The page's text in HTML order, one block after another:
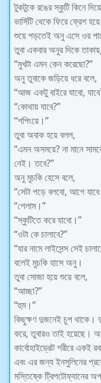
টুকটুকে রঙের স্কুটি কিনে
ভার্সিটি থেকে ফিরে ফ্রেশ
শুয়ে পড়তেই অনু এসে ওর
তুবা একবার অনুর দিকে
“মুখটা এমন কেন করেছো?”
অনু তুবাকে জড়িয়ে ধরে বলে,
“আজ একটু বাইরে যাবো,
“কোথায় যাবে?”
“শপিংয়ে।”
তুবা অবাক হয়ে বলল,
“এমন অসময়ে? না মানে
নেই। তবে?”
অনু মুচকি হেসে বলে,
“সেটা পড়ে বলবো, আগে
“গেলাম।”
“স্কুটিতে করে যাবো।”
“ওটা কে চালাবে?”
“যার নামে লাইসেন্স সেই
বলেই মুচকি হাসে অনু।
তুবা সোজা হয়ে শুয়ে বলে,
“আচ্ছা?”
“হুম।”
কিছুক্ষণ দুজনেই চুপ থাকে।
করে, তুবারও তাই হয়েছে।
কার্বোহাইড্রেট শরীরে
এবং এর জন্য ইনসুলিনের
মস্তিষ্কে ট্রিপটোফ্যানের